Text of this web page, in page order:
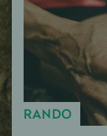
RANDO